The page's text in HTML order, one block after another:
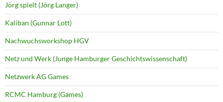
Jörg spielt (Jörg Langer)
Kaliban (Gunnar Lott)
Nachwuchsworkshop HGV
Netz und Werk (Junge Hamburger Geschichtswissenschaft)
Netzwerk AG Games
RCMC Hamburg (Games)